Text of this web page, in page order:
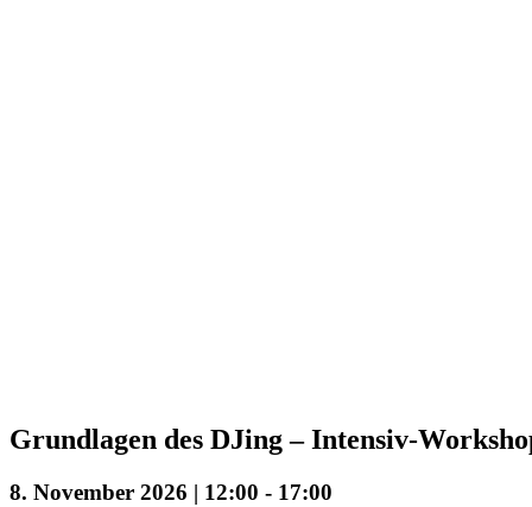
Grundlagen des DJing – Intensiv-
8. November 2026 | 12:00 - 17:00